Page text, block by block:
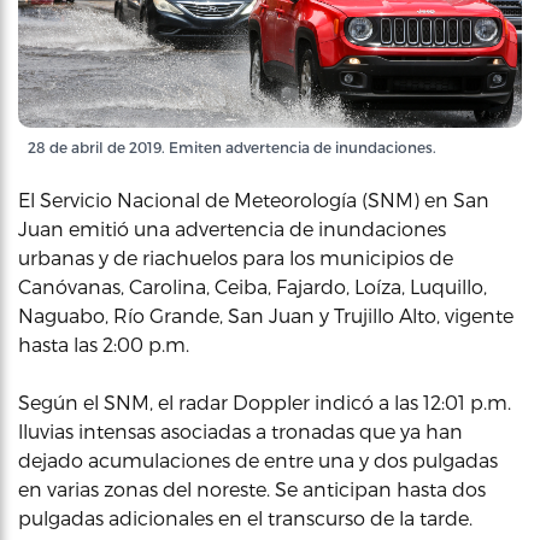
28 de abril de 2019. Emiten advertencia de inundaciones.
El Servicio Nacional de Meteorología (SNM) en San
Juan emitió una advertencia de inundaciones
urbanas y de riachuelos para los municipios de
Canóvanas, Carolina, Ceiba, Fajardo, Loíza, Luquillo,
Naguabo, Río Grande, San Juan y Trujillo Alto, vigente
hasta las 2:00 p.m.
Según el SNM, el radar Doppler indicó a las 12:01 p.m.
lluvias intensas asociadas a tronadas que ya han
dejado acumulaciones de entre una y dos pulgadas
en varias zonas del noreste. Se anticipan hasta dos
pulgadas adicionales en el transcurso de la tarde.